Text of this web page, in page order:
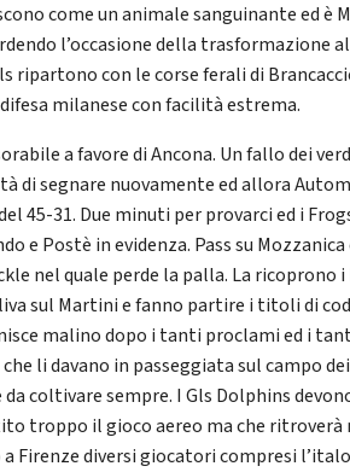
come un animale sanguinante ed è
l’occasione della trasformazione
ripartono con le corse ferali di
milanese con facilità estrema.
a favore di Ancona. Un fallo dei
di segnare nuovamente ed allora
45-31. Due minuti per provarci ed i
e Postè in evidenza. Pass su
nel quale perde la palla. La ricoprono
sul Martini e fanno partire i titoli di
malino dopo i tanti proclami ed i
li davano in passeggiata sul campo
da coltivare sempre. I Gls Dolphins
troppo il gioco aereo ma che
Firenze diversi giocatori compresi